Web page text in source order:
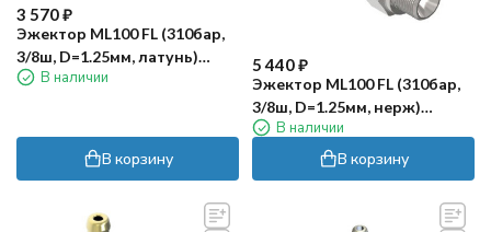
3 570₽
Эжектор ML100 FL (310бар,
3/8ш, D=1.25мм, латунь)
Mecline
В наличии
В корзину
5 440₽
Эжектор ML100 FL (310бар,
3/8ш, D=1.25мм, нерж)
Mecline
В наличии
В корзину